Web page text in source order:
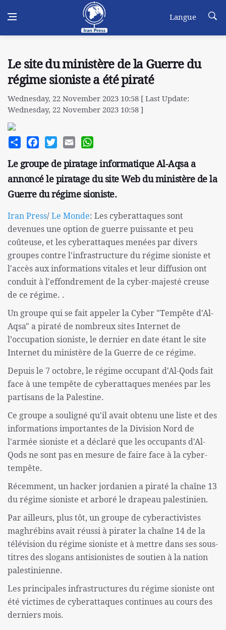
Langue
Le site du ministère de la Guerre du
régime sioniste a été piraté
Wednesday, 22 November 2023 10:58 [ Last Update:
Wednesday, 22 November 2023 10:58 ]
Share FacebookTwitterEmail
Le groupe de piratage informatique Al-Aqsa a
annoncé le piratage du site Web du ministère de la
Guerre du régime sioniste.
Iran Press/Le Monde: Les cyberattaques sont
devenues une option de guerre puissante et peu
coûteuse, et les cyberattaques menées par divers
groupes contre l'infrastructure du régime sioniste et
l'accès aux informations vitales et leur diffusion ont
conduit à l'effondrement de la cyber-majesté creuse
de ce régime. .
Un groupe qui se fait appeler la Cyber ​​​​"Tempête d'Al-
Aqsa" a piraté de nombreux sites Internet de
l’occupation sioniste, le dernier en date étant le site
Internet du ministère de la Guerre de ce régime.
Depuis le 7 octobre, le régime occupant d'Al-Qods fait
face à une tempête de cyberattaques menées par les
partisans de la Palestine.
Ce groupe a souligné qu'il avait obtenu une liste et des
informations importantes de la Division Nord de
l'armée sioniste et a déclaré que les occupants d'Al-
Qods ne sont pas en mesure de faire face à la cyber-
tempête.
Récemment, un hacker jordanien a piraté la chaîne 13
du régime sioniste et arboré le drapeau palestinien.
Par ailleurs, plus tôt, un groupe de cyberactivistes
maghrébins avait réussi à pirater la chaîne 14 de la
télévision du régime sioniste et à mettre dans ses sous-
titres des slogans antisionistes de soutien à la nation
palestinienne.
Les principales infrastructures du régime sioniste ont
été victimes de cyberattaques continues au cours des
derniers mois.